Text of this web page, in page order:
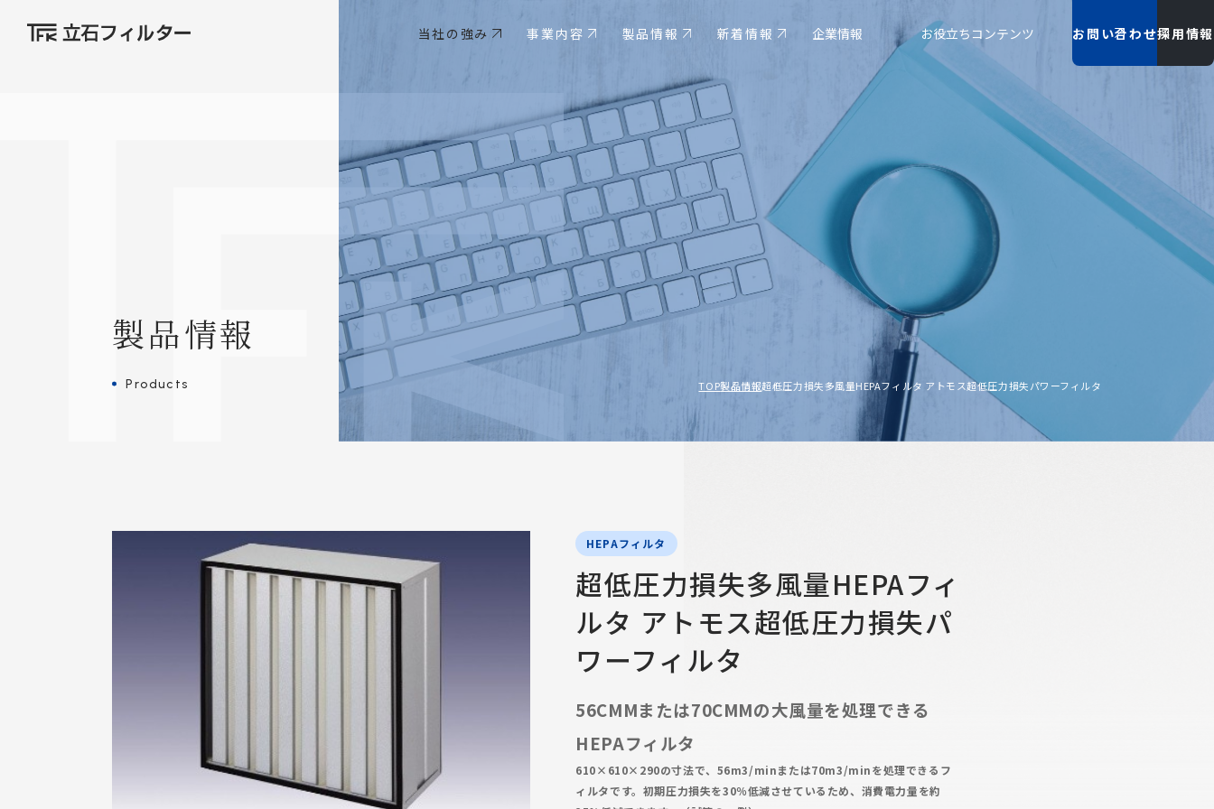
当社の強み 事業内容 製品情報 新着情報 企業情報 お役立ちコンテンツ お問い合わせ採用情報
製品情報
Products TOP製品情報超低圧力損失多風量HEPAフィルタ アトモス超低圧力損失パワーフィルタ
HEPAフィルタ
超低圧力損失多風量HEPAフィ
ルタ アトモス超低圧力損失パ
ワーフィルタ
56CMMまたは70CMMの大風量を処理できる
HEPAフィルタ
610×610×290の寸法で、56m3/minまたは70m3/minを処理できるフ
ィルタです。初期圧力損失を30％低減させているため、消費電力量を約